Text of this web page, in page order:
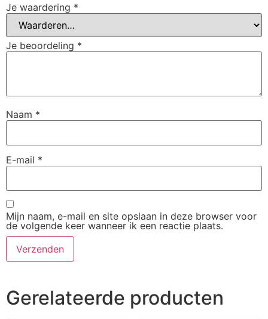
Je waardering *
Je beoordeling *
Naam *
E-mail *
Mijn naam, e-mail en site opslaan in deze browser voor
de volgende keer wanneer ik een reactie plaats.
Gerelateerde producten